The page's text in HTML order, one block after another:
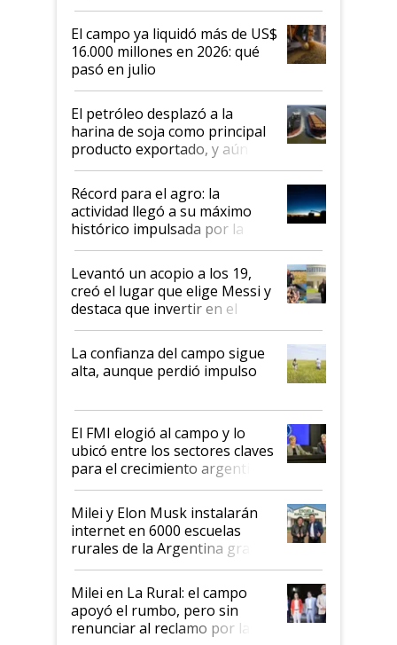
El campo ya liquidó más de US$
16.000 millones en 2026: qué
pasó en julio
El petróleo desplazó a la
harina de soja como principal
producto exportado, y aún así
el agro aportó casi seis de cada
diez dólares y sostuvo el
liderazgo en un semestre
récord
Récord para el agro: la
actividad llegó a su máximo
histórico impulsada por la
cosecha y las exportaciones
Levantó un acopio a los 19,
creó el lugar que elige Messi y
destaca que invertir en el
kirchnerismo era como "darle
plata a un hijo para droga":
Juan Félix Rossetti, el libertario
que de una dura crisis salió
de Milei
La confianza del campo sigue
alta, aunque perdió impulso
El FMI elogió al campo y lo
ubicó entre los sectores claves
para el crecimiento argentino
Milei y Elon Musk instalarán
internet en 6000 escuelas
rurales de la Argentina gracias
a un acuerdo con Starlink
Milei en La Rural: el campo
apoyó el rumbo, pero sin
renunciar al reclamo por las